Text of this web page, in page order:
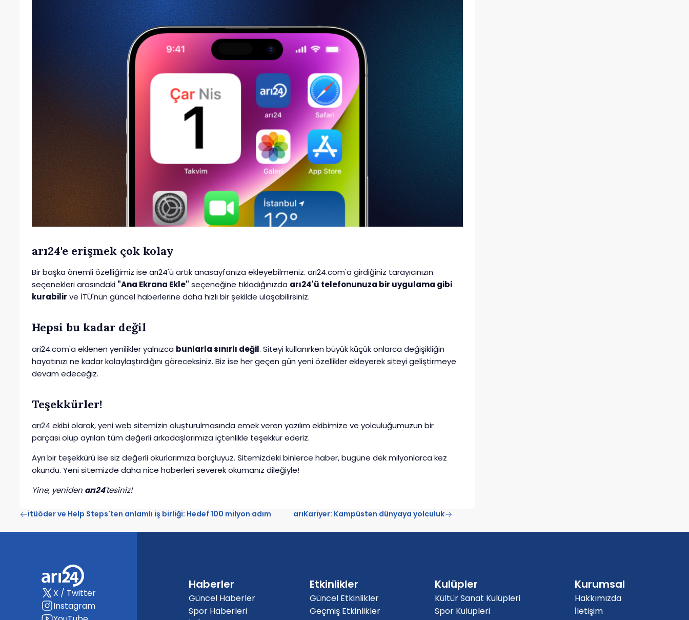
arı24'e erişmek çok kolay
Bir başka önemli özelliğimiz ise arı24'ü artık anasayfanıza ekleyebilmeniz. ari24.com'a girdiğiniz tarayıcınızın
seçenekleri arasındaki "Ana Ekrana Ekle" seçeneğine tıkladığınızda arı24'ü telefonunuza bir uygulama gibi
kurabilir ve İTÜ'nün güncel haberlerine daha hızlı bir şekilde ulaşabilirsiniz.
Hepsi bu kadar değil
ari24.com'a eklenen yenilikler yalnızca bunlarla sınırlı değil. Siteyi kullanırken büyük küçük onlarca değişikliğin
hayatınızı ne kadar kolaylaştırdığını göreceksiniz. Biz ise her geçen gün yeni özellikler ekleyerek siteyi geliştirmeye
devam edeceğiz.
Teşekkürler!
arı24 ekibi olarak, yeni web sitemizin oluşturulmasında emek veren yazılım ekibimize ve yolculuğumuzun bir
parçası olup ayrılan tüm değerli arkadaşlarımıza içtenlikle teşekkür ederiz.
Ayrı bir teşekkürü ise siz değerli okurlarımıza borçluyuz. Sitemizdeki binlerce haber, bugüne dek milyonlarca kez
okundu. Yeni sitemizde daha nice haberleri severek okumanız dileğiyle!
Yine, yeniden arı24'tesiniz!
itüöder ve Help Steps'ten anlamlı iş birliği: Hedef 100 milyon adım arıKariyer: Kampüsten dünyaya yolculuk
X / Twitter
Instagram
Haberler
Güncel Haberler
Spor Haberleri
Etkinlikler
Güncel Etkinlikler
Geçmiş Etkinlikler
Kulüpler
Kültür Sanat Kulüpleri
Spor Kulüpleri
Kurumsal
Hakkımızda
İletişim